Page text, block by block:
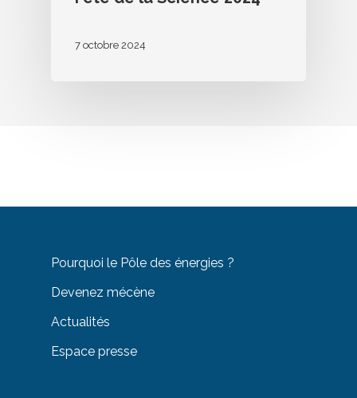
7 octobre 2024
Pourquoi le Pôle des énergies ?
Devenez mécène
Actualités
Espace presse